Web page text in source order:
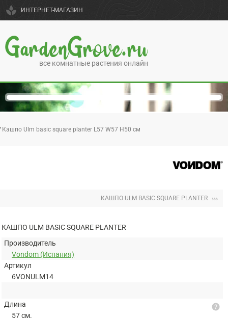
spa ИНТЕРНЕТ-МАГАЗИН
GardenGrove.ru
все комнатные растения онлайн
Кашпо Ulm basic square planter L57 W57 H50 см
КАШПО ULM BASIC SQUARE PLANTER ›››
КАШПО ULM BASIC SQUARE PLANTER
Производитель
Vondom (Испания)
Артикул
6VONULM14
Длина
57 см.
help